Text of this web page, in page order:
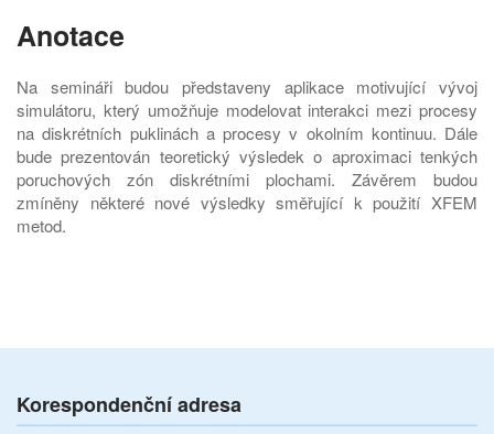
Anotace
Na semináři budou představeny aplikace motivující vývoj
simulátoru, který umožňuje modelovat interakci mezi procesy
na diskrétních puklinách a procesy v okolním kontinuu. Dále
bude prezentován teoretický výsledek o aproximaci tenkých
poruchových zón diskrétními plochami. Závěrem budou
zmíněny některé nové výsledky směřující k použití XFEM
metod.
Korespondenční adresa